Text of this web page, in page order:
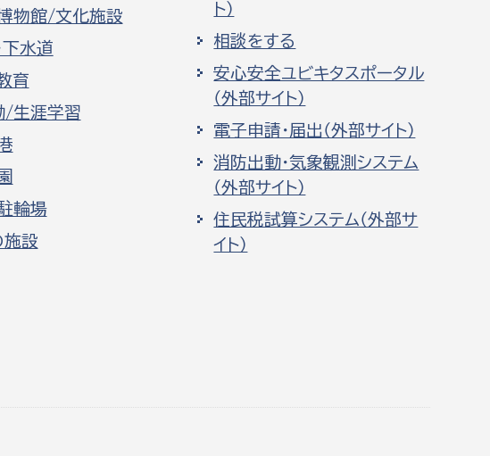
物館/文化施設
下水道
育
/生涯学習
輪場
施設
ト）
相談をする
安心安全ユビキタスポータル
（外部サイト）
電子申請・届出（外部サイト）
消防出動・気象観測システム
（外部サイト）
住民税試算システム（外部サ
イト）